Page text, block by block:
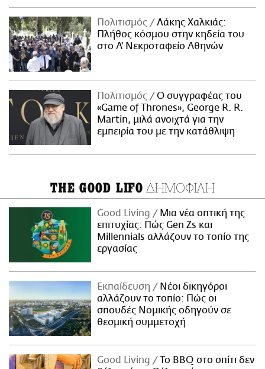
Πολιτισμός
Λάκης Χαλκιάς:
Πλήθος κόσμου στην κηδεία του
στο Α' Νεκροταφείο Αθηνών
Πολιτισμός
Ο συγγραφέας του
«Game of Thrones», George R. R.
Martin, μιλά ανοιχτά για την
εμπειρία του με την κατάθλιψη
THE GOOD LIFO ΔΗΜΟΦΙΛΗ
Good Living
Μια νέα οπτική της
επιτυχίας: Πώς Gen Zs και
Millennials αλλάζουν το τοπίο της
εργασίας
Εκπαίδευση
Νέοι δικηγόροι
αλλάζουν το τοπίο: Πώς οι
σπουδές Νομικής οδηγούν σε
θεσμική συμμετοχή
Good Living
Το BBQ στο σπίτι δεν